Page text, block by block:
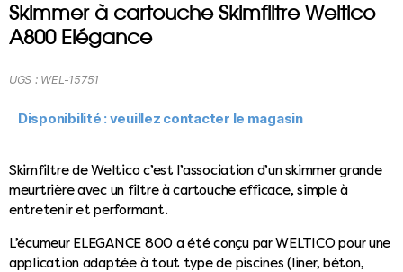
Skimmer à cartouche Skimfiltre Weltico
A800 Elégance
Disponibilité : veuillez contacter le magasin
Skimfiltre de Weltico c’est l’association d’un skimmer grande
meurtrière avec un filtre à cartouche efficace, simple à
entretenir et performant.
L’écumeur ELEGANCE 800 a été conçu par WELTICO pour une
application adaptée à tout type de piscines (liner, béton,
UGS : WEL-15751